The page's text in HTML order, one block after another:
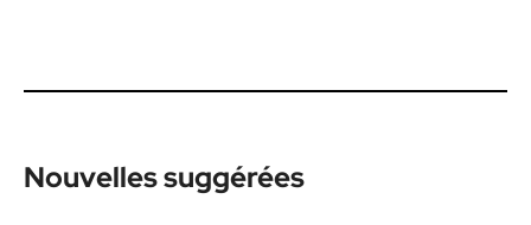
Nouvelles suggérées